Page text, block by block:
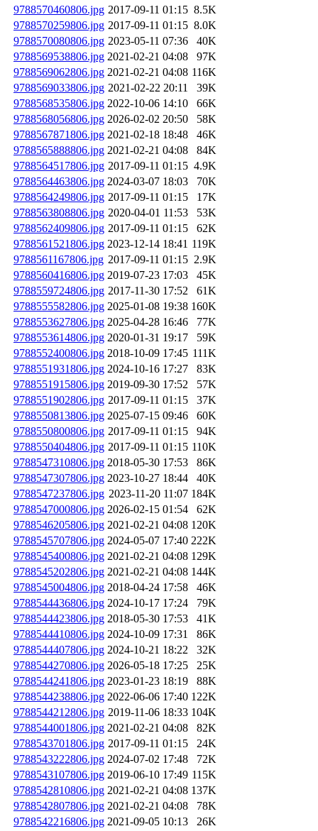
9788570460806.jpg 2017-09-11 01:15 8.5K
9788570259806.jpg 2017-09-11 01:15 8.0K
9788570080806.jpg 2023-05-11 07:36
40K
9788569538806.jpg 2021-02-21 04:08
97K
9788569062806.jpg 2021-02-21 04:08 116K
9788569033806.jpg 2021-02-22 20:11
39K
9788568535806.jpg 2022-10-06 14:10
66K
9788568056806.jpg 2026-02-02 20:50
58K
9788567871806.jpg 2021-02-18 18:48
46K
9788565888806.jpg 2021-02-21 04:08
84K
9788564517806.jpg 2017-09-11 01:15 4.9K
9788564463806.jpg 2024-03-07 18:03
70K
9788564249806.jpg 2017-09-11 01:15
17K
9788563808806.jpg 2020-04-01 11:53
53K
9788562409806.jpg 2017-09-11 01:15
62K
9788561521806.jpg 2023-12-14 18:41 119K
9788561167806.jpg 2017-09-11 01:15 2.9K
9788560416806.jpg 2019-07-23 17:03
45K
9788559724806.jpg 2017-11-30 17:52
61K
9788555582806.jpg 2025-01-08 19:38 160K
9788553627806.jpg 2025-04-28 16:46
77K
9788553614806.jpg 2020-01-31 19:17
59K
9788552400806.jpg 2018-10-09 17:45 111K
9788551931806.jpg 2024-10-16 17:27
83K
9788551915806.jpg 2019-09-30 17:52
57K
9788551902806.jpg 2017-09-11 01:15
37K
9788550813806.jpg 2025-07-15 09:46
60K
9788550800806.jpg 2017-09-11 01:15
94K
9788550404806.jpg 2017-09-11 01:15 110K
9788547310806.jpg 2018-05-30 17:53
86K
9788547307806.jpg 2023-10-27 18:44
40K
9788547237806.jpg 2023-11-20 11:07 184K
9788547000806.jpg 2026-02-15 01:54
62K
9788546205806.jpg 2021-02-21 04:08 120K
9788545707806.jpg 2024-05-07 17:40 222K
9788545400806.jpg 2021-02-21 04:08 129K
9788545202806.jpg 2021-02-21 04:08 144K
9788545004806.jpg 2018-04-24 17:58
46K
9788544436806.jpg 2024-10-17 17:24
79K
9788544423806.jpg 2018-05-30 17:53
41K
9788544410806.jpg 2024-10-09 17:31
86K
9788544407806.jpg 2024-10-21 18:22
32K
9788544270806.jpg 2026-05-18 17:25
25K
9788544241806.jpg 2023-01-23 18:19
88K
9788544238806.jpg 2022-06-06 17:40 122K
9788544212806.jpg 2019-11-06 18:33 104K
9788544001806.jpg 2021-02-21 04:08
82K
9788543701806.jpg 2017-09-11 01:15
24K
9788543222806.jpg 2024-07-02 17:48
72K
9788543107806.jpg 2019-06-10 17:49 115K
9788542810806.jpg 2021-02-21 04:08 137K
9788542807806.jpg 2021-02-21 04:08
78K
9788542216806.jpg 2021-09-05 10:13
26K